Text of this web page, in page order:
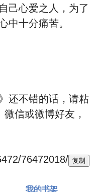
己心爱之人，为了
中十分痛苦。
还不错的话，请粘
信或微博好友，
76472018/ 复制
我的书架